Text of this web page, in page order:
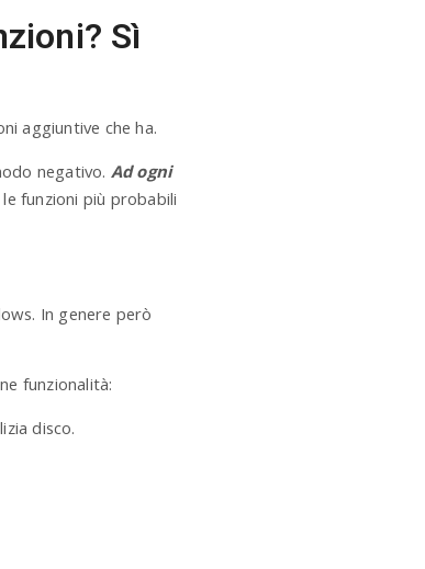
Sì
aggiuntive che ha.
negativo. Ad ogni
funzioni più probabili
In genere però
funzionalità:
disco.